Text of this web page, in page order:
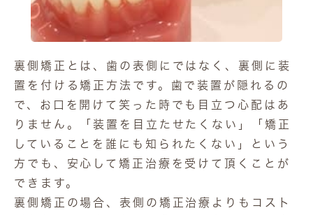
裏側矯正とは、歯の表側にではなく、裏側に装
置を付ける矯正方法です。歯で装置が隠れるの
で、お口を開けて笑った時でも目立つ心配はあ
りません。「装置を目立たせたくない」「矯正
していることを誰にも知られたくない」という
方でも、安心して矯正治療を受けて頂くことが
できます。
裏側矯正の場合、表側の矯正治療よりもコスト